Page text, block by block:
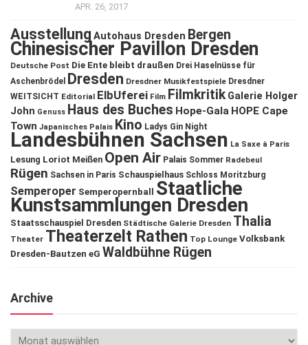
APR. 26, 2017
Ausstellung Autohaus Dresden Bergen
Chinesischer Pavillon Dresden
Deutsche Post Die Ente bleibt draußen Drei Haselnüsse für
Aschenbrödel
Dresden Dresdner Musikfestspiele Dresdner
WEITSICHT Editorial ElbUferei Film Filmkritik Galerie Holger
John Genuss Haus des Buches Hope-Gala HOPE Cape
Town Japanisches Palais Kino Ladys Gin Night
Landesbühnen Sachsen La Saxe à Paris
Lesung Loriot Meißen Open Air Palais Sommer Radebeul
Rügen Sachsen in Paris Schauspielhaus Schloss Moritzburg
Semperoper Semperopernball Staatliche
Kunstsammlungen Dresden
Staatsschauspiel Dresden Städtische Galerie Dresden Thalia
Theater Theaterzelt Rathen Top Lounge Volksbank
Dresden-Bautzen eG Waldbühne Rügen
Archive